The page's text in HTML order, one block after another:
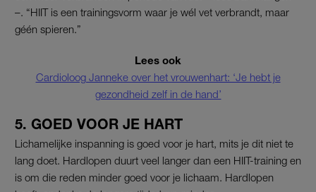
–. “HIIT is een trainingsvorm waar je wél vet verbrandt, maar
géén spieren.”
Lees ook
Cardioloog Janneke over het vrouwenhart: ‘Je hebt je
gezondheid zelf in de hand’
5. GOED VOOR JE HART
Lichamelijke inspanning is goed voor je hart, mits je dit niet te
lang doet. Hardlopen duurt veel langer dan een HIIT-training en
is om die reden minder goed voor je lichaam. Hardlopen